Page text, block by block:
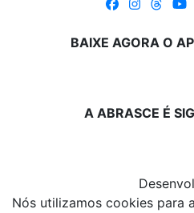
BAIXE AGORA O
A ABRASCE É
Nós utilizamos cookies para